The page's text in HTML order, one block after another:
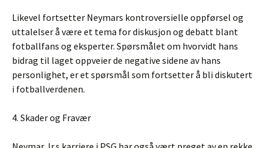
Likevel fortsetter Neymars kontroversielle oppførsel og
uttalelser å være et tema for diskusjon og debatt blant
fotballfans og eksperter. Spørsmålet om hvorvidt hans
bidrag til laget oppveier de negative sidene av hans
personlighet, er et spørsmål som fortsetter å bli diskutert
i fotballverdenen.
4. Skader og Fravær